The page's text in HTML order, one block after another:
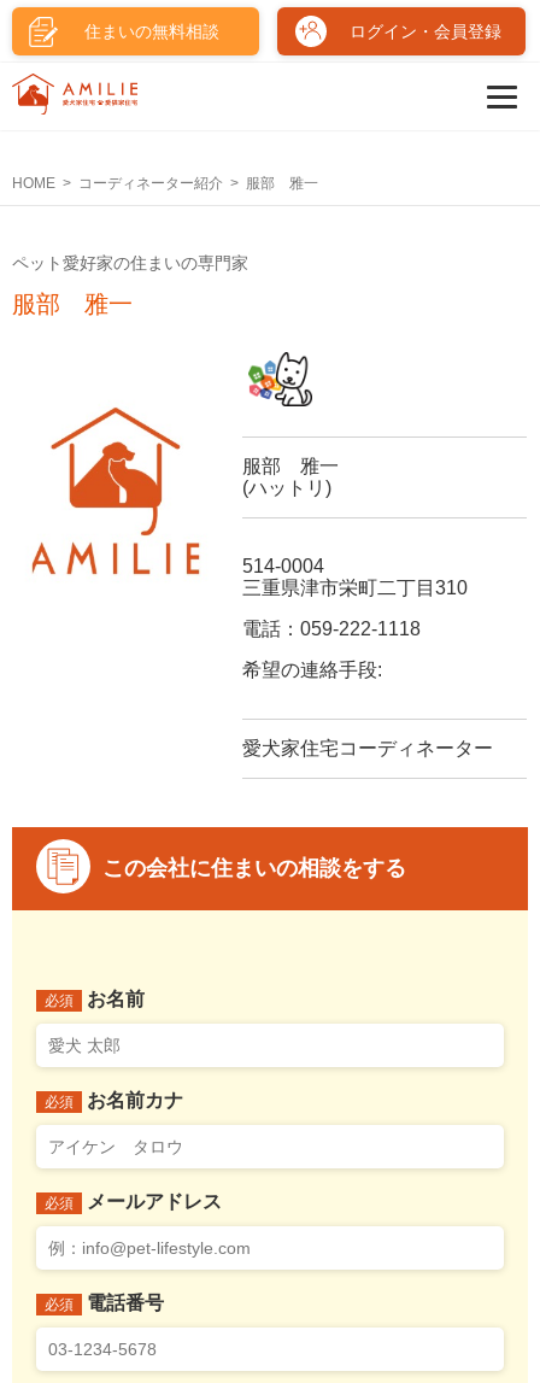
住まいの無料相談 ログイン・会員登録
HOME コーディネーター紹介 服部 雅一
ペット愛好家の住まいの専門家
服部 雅一
服部 雅一
(ハットリ)
514-0004
三重県津市栄町二丁目310
電話：059-222-1118
希望の連絡手段:
愛犬家住宅コーディネーター
この会社に住まいの相談をする
必須 お名前
必須 お名前カナ
必須 メールアドレス
必須 電話番号